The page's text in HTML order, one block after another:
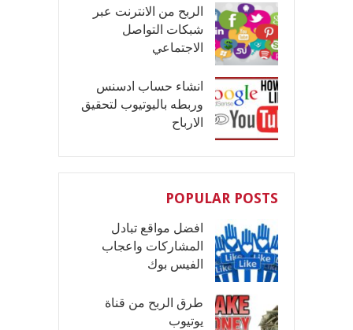
الربح من الانترنت عبر
شبكات التواصل
الاجتماعي
انشاء حساب ادسنس
وربطه باليوتيوب لتحقيق
الارباح
POPULAR POSTS
افضل مواقع تبادل
المشاركات واعجاب
الفيس بوك
طرق الربح من قناة
يوتيوب